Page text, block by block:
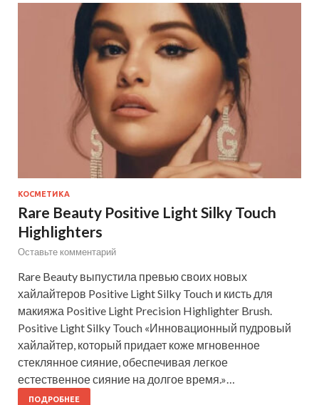
КОСМЕТИКА
Rare Beauty Positive Light Silky Touch
Highlighters
Оставьте комментарий
Rare Beauty выпустила превью своих новых
хайлайтеров Positive Light Silky Touch и кисть для
макияжа Positive Light Precision Highlighter Brush.
Positive Light Silky Touch «Инновационный пудровый
хайлайтер, который придает коже мгновенное
стеклянное сияние, обеспечивая легкое
естественное сияние на долгое время.»…
ПОДРОБНЕЕ